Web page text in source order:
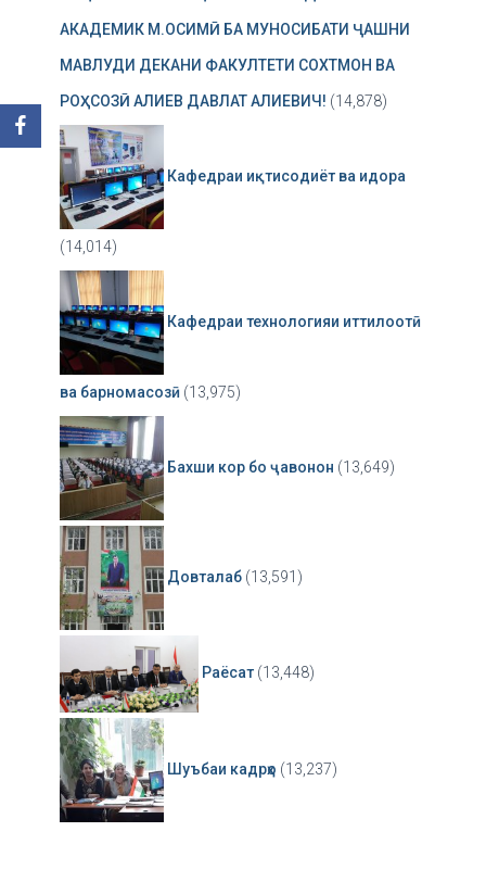
АКАДЕМИК М.ОСИМӢ БА МУНОСИБАТИ ҶАШНИ
МАВЛУДИ ДЕКАНИ ФАКУЛТЕТИ СОХТМОН ВА
РОҲСОЗӢ АЛИЕВ ДАВЛАТ АЛИЕВИЧ! (14,878)
Кафедраи иқтисодиёт ва идора
(14,014)
Кафедраи технологияи иттилоотӣ
ва барномасозӣ (13,975)
Бахши кор бо ҷавонон (13,649)
Довталаб (13,591)
Раёсат (13,448)
Шуъбаи кадрҳо (13,237)